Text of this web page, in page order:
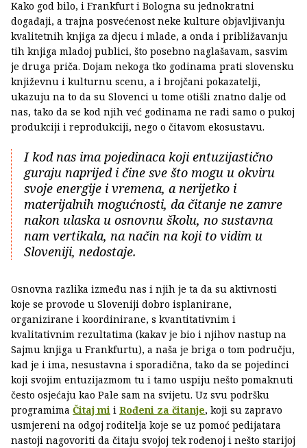
Kako god bilo, i Frankfurt i Bologna su jednokratni
događaji, a trajna posvećenost neke kulture objavljivanju
kvalitetnih knjiga za djecu i mlade, a onda i približavanju
tih knjiga mladoj publici, što posebno naglašavam, sasvim
je druga priča. Dojam nekoga tko godinama prati slovensku
književnu i kulturnu scenu, a i brojčani pokazatelji,
ukazuju na to da su Slovenci u tome otišli znatno dalje od
nas, tako da se kod njih već godinama ne radi samo o pukoj
produkciji i reprodukciji, nego o čitavom ekosustavu.
I kod nas ima pojedinaca koji entuzijastično
guraju naprijed i čine sve što mogu u okviru
svoje energije i vremena, a nerijetko i
materijalnih mogućnosti, da čitanje ne zamre
nakon ulaska u osnovnu školu, no sustavna
nam vertikala, na način na koji to vidim u
Sloveniji, nedostaje.
Osnovna razlika između nas i njih je ta da su aktivnosti
koje se provode u Sloveniji dobro isplanirane,
organizirane i koordinirane, s kvantitativnim i
kvalitativnim rezultatima (kakav je bio i njihov nastup na
Sajmu knjiga u Frankfurtu), a naša je briga o tom području,
kad je i ima, nesustavna i sporadična, tako da se pojedinci
koji svojim entuzijazmom tu i tamo uspiju nešto pomaknuti
često osjećaju kao Pale sam na svijetu. Uz svu podršku
programima Čitaj mi i Rođeni za čitanje, koji su zapravo
usmjereni na odgoj roditelja koje se uz pomoć pedijatara
nastoji nagovoriti da čitaju svojoj tek rođenoj i nešto starijoj